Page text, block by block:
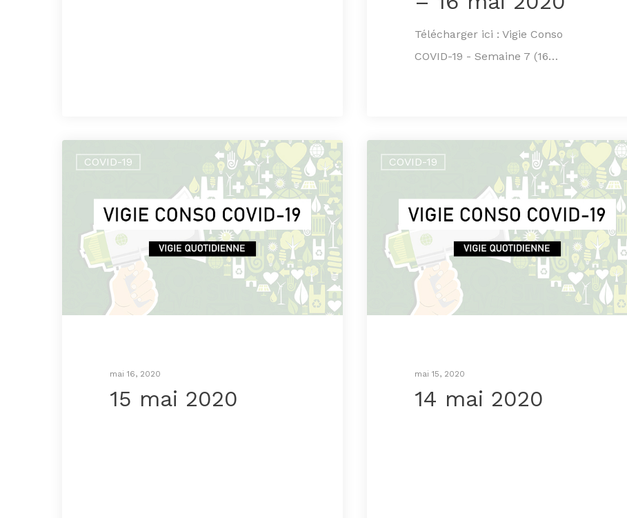
Télécharger ici : Vigie Conso
COVID-19 - Semaine 7 (16…
COVID-19
mai 16, 2020
15 mai 2020
COVID-19
mai 15, 2020
14 mai 2020